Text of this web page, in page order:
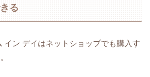
る
イン デイはネットショップでも購入す